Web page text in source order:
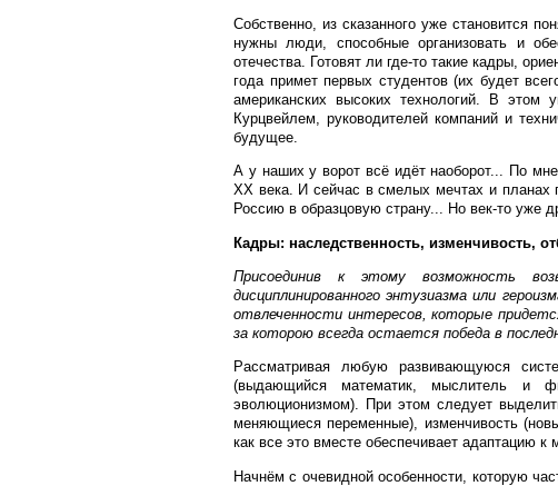
Собственно, из сказанного уже становится
нужны люди, способные организовать и
отечества. Готовят ли где-то такие кадры,
года примет первых студентов (их будет
американских высоких технологий. В этом
Курцвейлем, руководителей компаний и
будущее.
А у наших у ворот всё идёт наоборот... По
ХХ века. И сейчас в смелых мечтах и планах
Россию в образцовую страну... Но век-то уже
Кадры: наследственность, изменчивость,
Присоединив к этому возможность
дисциплинированного энтузиазма или
отвлеченности интересов, которые
за которою всегда остается победа в
Рассматривая любую развивающуюся
(выдающийся математик, мыслитель и
эволюционизмом). При этом следует
меняющиеся переменные), изменчивость
как все это вместе обеспечивает адаптацию
Начнём с очевидной особенности, которую